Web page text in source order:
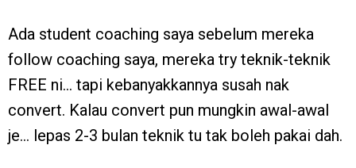
Ada student coaching saya sebelum mereka
follow coaching saya, mereka try teknik-teknik
FREE ni… tapi kebanyakkannya susah nak
convert. Kalau convert pun mungkin awal-awal
je… lepas 2-3 bulan teknik tu tak boleh pakai dah.